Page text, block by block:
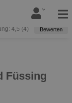
Füssing
4,5 (4) Bewerten